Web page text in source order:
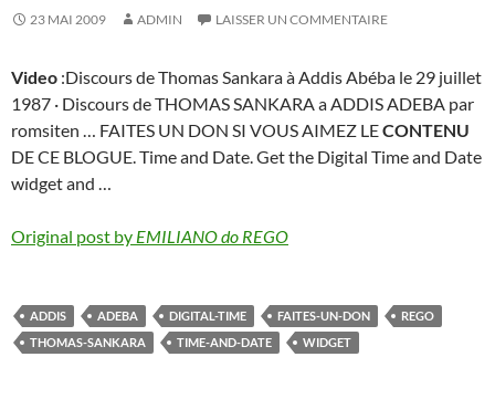
23 MAI 2009 ADMIN LAISSER UN COMMENTAIRE
Video :Discours de Thomas Sankara à Addis Abéba le 29 juillet
1987 · Discours de THOMAS SANKARA a ADDIS ADEBA par
romsiten … FAITES UN DON SI VOUS AIMEZ LECONTENU
DE CE BLOGUE. Time and Date. Get the Digital Time and Date
widget and …
Original post by EMILIANO do REGO
ADDIS ADEBA DIGITAL-TIME FAITES-UN-DON
REGO
THOMAS-SANKARA
TIME-AND-DATE WIDGET